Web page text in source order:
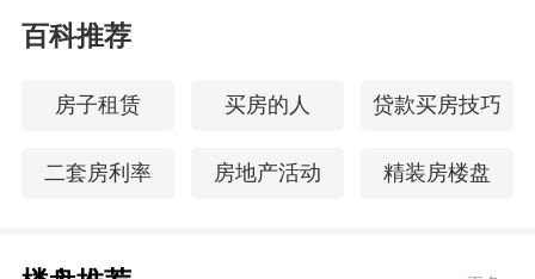
四、购房入户申请书范文 xx市公安局xx派出
号码：xxxx，xx人，于xx日在贵辖区xx小区
并于xx日实际入住。根据xx市户籍管理相关
辖区xxx。 望早日批复! 申请人：xxx (单位
百科推荐
房子租赁 买房的人 贷款买房技巧
二套房利率 房地产活动 精装房楼盘